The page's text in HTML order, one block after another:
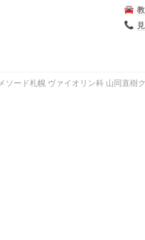
🚘
📞
ソード札幌 ヴァイオリン科 山同直樹